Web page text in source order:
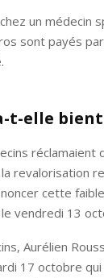
un médecin
sont payés
t-elle
revalorisation
cette
vendredi 13
Aurélien
17 octobre